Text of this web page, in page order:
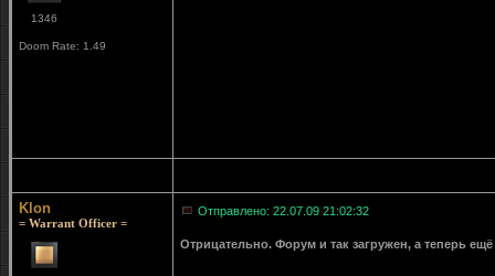
1346
Doom Rate: 1.49
Klon
= Warrant Officer =
Отправлено: 22.07.09 21:02:32
Отрицательно. Форум и так загружен, а теперь ещё